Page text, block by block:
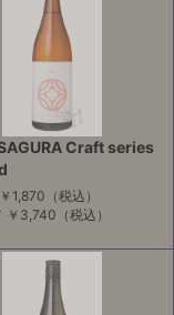
Craft series
￥1,870 （税込）
￥3,740 （税込）